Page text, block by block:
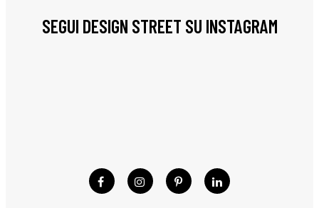
SEGUI DESIGN STREET SU INSTAGRAM